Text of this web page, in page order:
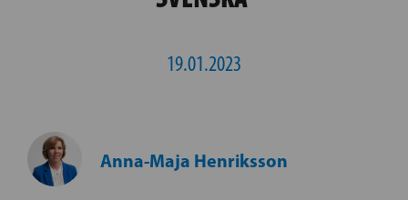
19.01.2023
Anna-Maja Henriksson